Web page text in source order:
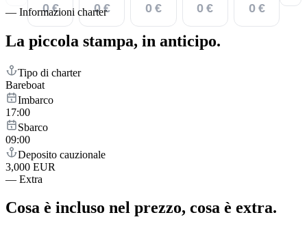
0 €
0 €
0 €
0 €
0 €
— Informazioni charter
La piccola stampa, in anticipo.
Tipo di charter
Bareboat
Imbarco
17:00
Sbarco
09:00
Deposito cauzionale
3,000 EUR
— Extra
Cosa è incluso nel prezzo, cosa è extra.